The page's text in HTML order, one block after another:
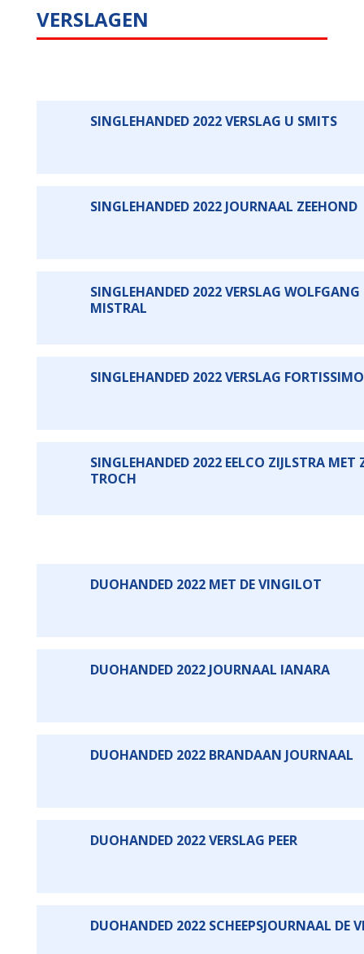
VERSLAGEN
SINGLEHANDED 2022 VERSLAG U SMITS
SINGLEHANDED 2022 JOURNAAL ZEEHOND
SINGLEHANDED 2022 VERSLAG WOLFGANG
MISTRAL
SINGLEHANDED 2022 VERSLAG FORTISSIMO
SINGLEHANDED 2022 EELCO ZIJLSTRA MET
TROCH
DUOHANDED 2022 MET DE VINGILOT
DUOHANDED 2022 JOURNAAL IANARA
DUOHANDED 2022 BRANDAAN JOURNAAL
DUOHANDED 2022 VERSLAG PEER
DUOHANDED 2022 SCHEEPSJOURNAAL DE